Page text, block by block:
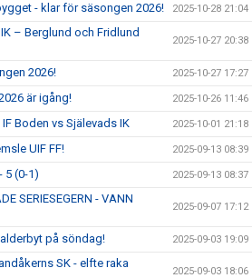
- klar för säsongen 2026! 2025-10-28 21:04
– Berglund och Fridlund
2025-10-27 20:38
2026! 2025-10-27 17:27
är igång! 2025-10-26 11:46
Boden vs Själevads IK 2025-10-01 21:18
UIF FF! 2025-09-13 08:39
5 (0-1) 2025-09-13 08:37
SERIESEGERN - VANN
2025-09-07 17:12
på söndag! 2025-09-03 19:09
SK - elfte raka
2025-09-03 18:06